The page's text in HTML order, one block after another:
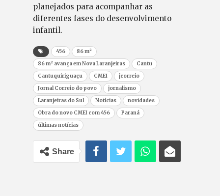
planejados para acompanhar as
diferentes fases do desenvolvimento
infantil.
456
86 m²
86 m² avança em Nova Laranjeiras
Cantu
Cantuquiriguaçu
CMEI
jcorreio
Jornal Correio do povo
jornalismo
Laranjeiras do Sul
Notícias
novidades
Obra do novo CMEI com 456
Paraná
últimas notícias
Share